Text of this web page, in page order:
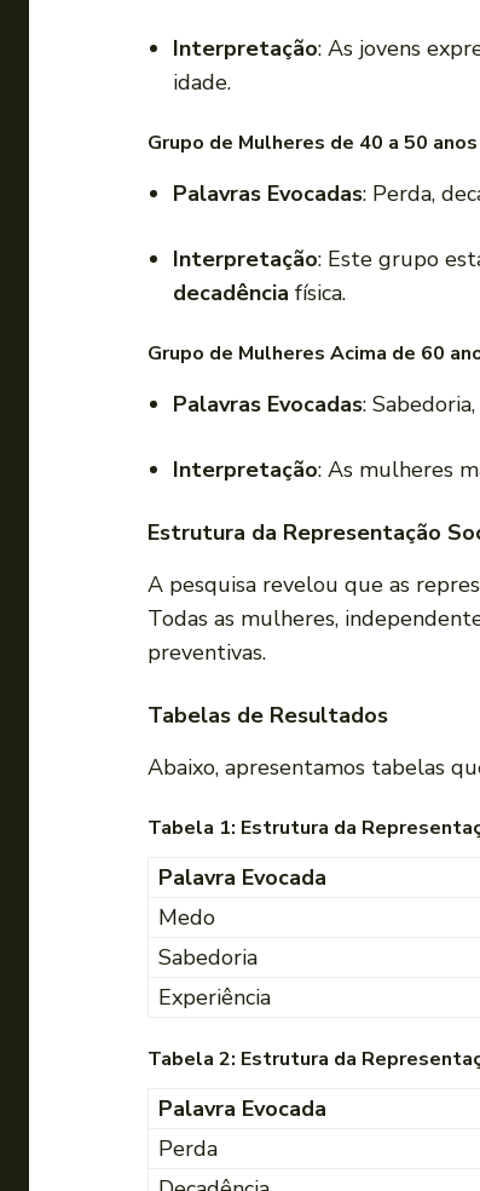
Interpretação: As jovens
idade.
Grupo de Mulheres de 40 a 50 anos
Palavras Evocadas: Perda,
Interpretação: Este grupo
decadência física.
Grupo de Mulheres Acima de 60
Palavras Evocadas:
Interpretação: As mulheres
Estrutura da Representação
A pesquisa revelou que as
Todas as mulheres,
preventivas.
Tabelas de Resultados
Abaixo, apresentamos tabelas
Tabela 1: Estrutura da
Palavra Evocada
Medo
Sabedoria
Experiência
Tabela 2: Estrutura da
Palavra Evocada
Perda